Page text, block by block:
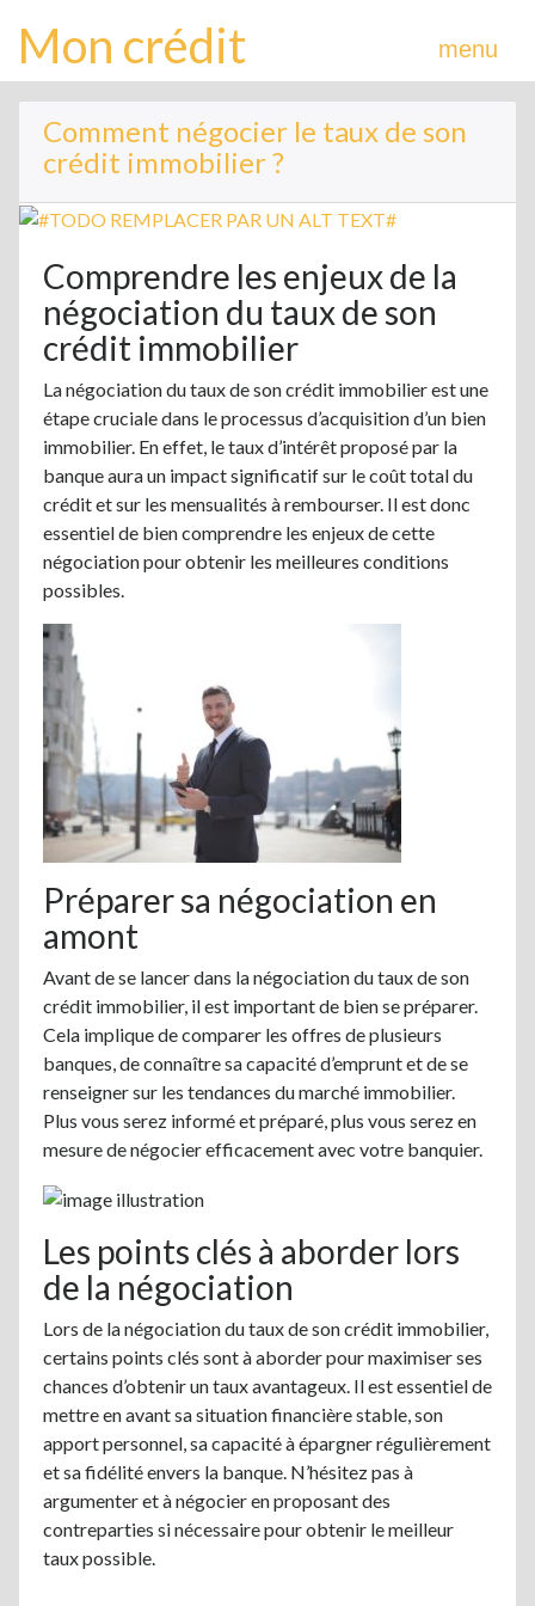
Mon crédit menu
Comment négocier le taux de son
crédit immobilier ?
Comprendre les enjeux de la
négociation du taux de son
crédit immobilier
La négociation du taux de son crédit immobilier est une
étape cruciale dans le processus d’acquisition d’un bien
immobilier. En effet, le taux d’intérêt proposé par la
banque aura un impact significatif sur le coût total du
crédit et sur les mensualités à rembourser. Il est donc
essentiel de bien comprendre les enjeux de cette
négociation pour obtenir les meilleures conditions
possibles.
Préparer sa négociation en
amont
Avant de se lancer dans la négociation du taux de son
crédit immobilier, il est important de bien se préparer.
Cela implique de comparer les offres de plusieurs
banques, de connaître sa capacité d’emprunt et de se
renseigner sur les tendances du marché immobilier.
Plus vous serez informé et préparé, plus vous serez en
mesure de négocier efficacement avec votre banquier.
Les points clés à aborder lors
de la négociation
Lors de la négociation du taux de son crédit immobilier,
certains points clés sont à aborder pour maximiser ses
chances d’obtenir un taux avantageux. Il est essentiel de
mettre en avant sa situation financière stable, son
apport personnel, sa capacité à épargner régulièrement
et sa fidélité envers la banque. N’hésitez pas à
argumenter et à négocier en proposant des
contreparties si nécessaire pour obtenir le meilleur
taux possible.